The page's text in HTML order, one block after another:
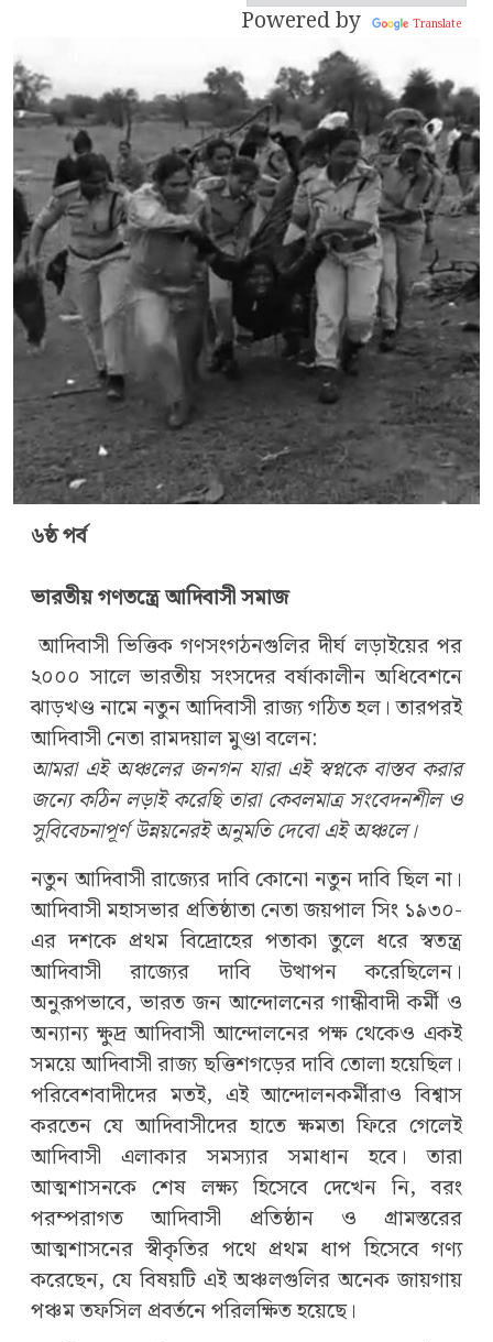
Powered by Translate
৬ষ্ঠ পর্ব
ভারতীয় গণতন্ত্রে আদিবাসী সমাজ
আদিবাসী ভিত্তিক গণসংগঠনগুলির দীর্ঘ লড়াইয়ের পর
২০০০ সালে ভারতীয় সংসদের বর্ষাকালীন অধিবেশনে
ঝাড়খণ্ড নামে নতুন আদিবাসী রাজ্য গঠিত হল। তারপরই
আদিবাসী নেতা রামদয়াল মুণ্ডা বলেন:
আমরা এই অঞ্চলের জনগন যারা এই স্বপ্নকে বাস্তব করার
জন্যে কঠিন লড়াই করেছি তারা কেবলমাত্র সংবেদনশীল ও
সুবিবেচনাপূর্ণ উন্নয়নেরই অনুমতি দেবো এই অঞ্চলে।
নতুন আদিবাসী রাজ্যের দাবি কোনো নতুন দাবি ছিল না।
আদিবাসী মহাসভার প্রতিষ্ঠাতা নেতা জয়পাল সিং ১৯৩০-
এর দশকে প্রথম বিদ্রোহের পতাকা তুলে ধরে স্বতন্ত্র
আদিবাসী রাজ্যের দাবি উত্থাপন করেছিলেন।
অনুরূপভাবে, ভারত জন আন্দোলনের গান্ধীবাদী কর্মী ও
অন্যান্য ক্ষুদ্র আদিবাসী আন্দোলনের পক্ষ থেকেও একই
সময়ে আদিবাসী রাজ্য ছত্তিশগড়ের দাবি তোলা হয়েছিল।
পরিবেশবাদীদের মতই, এই আন্দোলনকর্মীরাও বিশ্বাস
করতেন যে আদিবাসীদের হাতে ক্ষমতা ফিরে গেলেই
আদিবাসী এলাকার সমস্যার সমাধান হবে। তারা
আত্মশাসনকে শেষ লক্ষ্য হিসেবে দেখেন নি, বরং
পরম্পরাগত আদিবাসী প্রতিষ্ঠান ও গ্রামস্তরের
আত্মশাসনের স্বীকৃতির পথে প্রথম ধাপ হিসেবে গণ্য
করেছেন, যে বিষয়টি এই অঞ্চলগুলির অনেক জায়গায়
পঞ্চম তফসিল প্রবর্তনে পরিলক্ষিত হয়েছে।